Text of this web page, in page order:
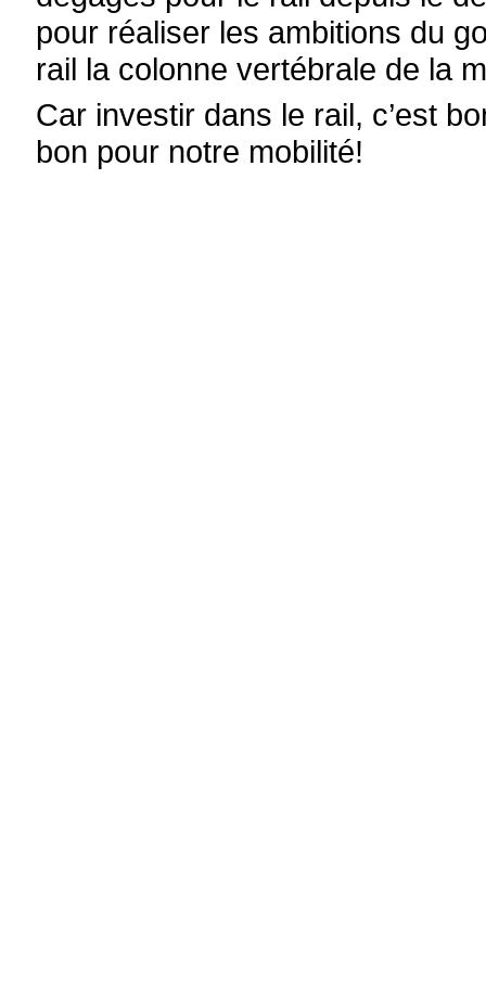
pour réaliser les ambitions du
rail la colonne vertébrale de la
Car investir dans le rail, c’est
bon pour notre mobilité!